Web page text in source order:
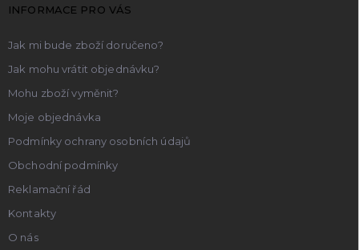
INFORMACE PRO VÁS
Jak mi bude zboží doručeno?
Jak mohu vrátit objednávku?
Mohu zboží vyměnit?
Moje objednávka
Podmínky ochrany osobních údajů
Obchodní podmínky
Reklamační řád
Kontakty
O nás